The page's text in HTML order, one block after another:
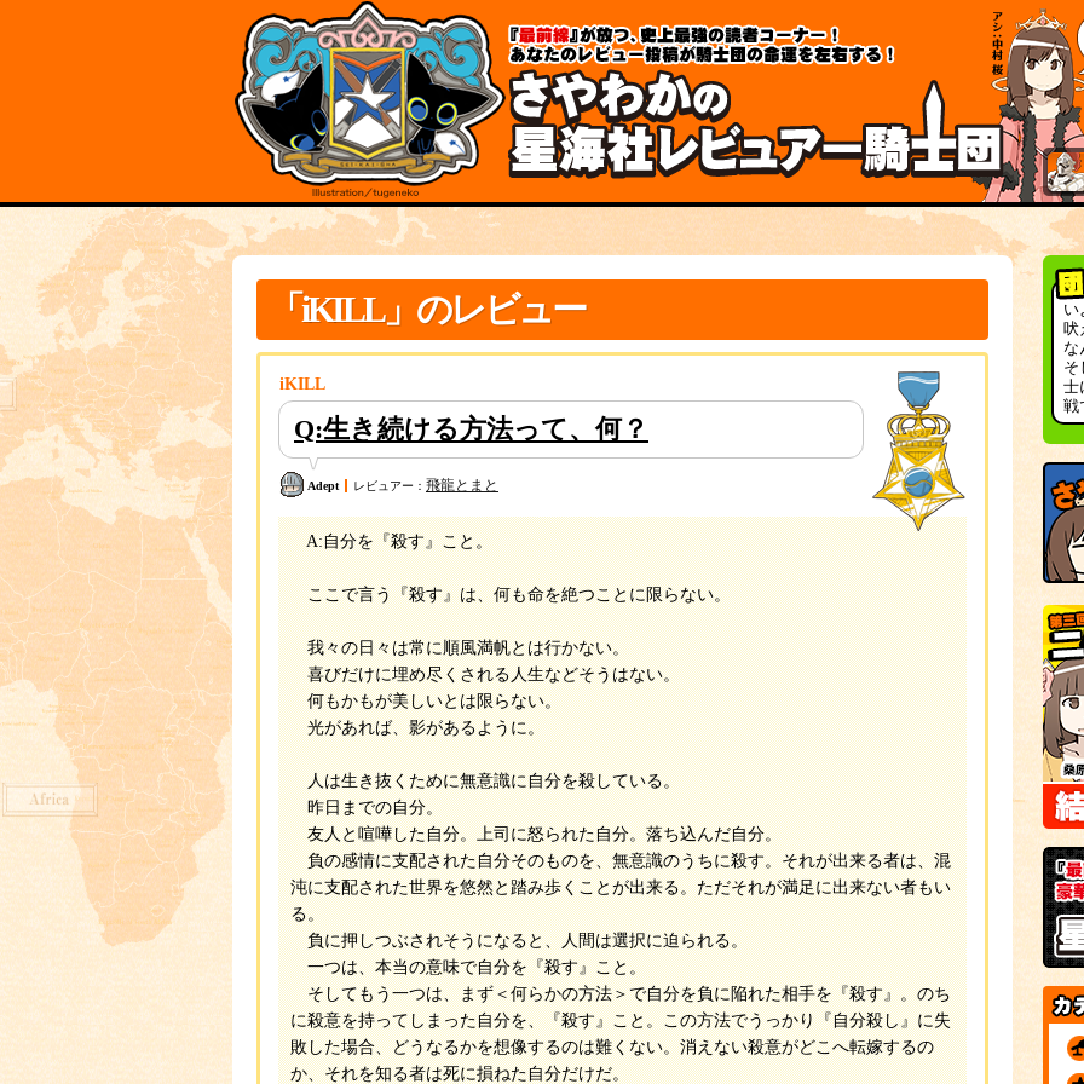
ク
こ
「iKILL」のレビュー
iKILL
Q:生き続ける方法って、何？
レビュアー： 飛龍とまと
Adept
A:自分を『殺す』こと。
ここで言う『殺す』は、何も命を絶つことに限らない。
我々の日々は常に順風満帆とは行かない。
喜びだけに埋め尽くされる人生などそうはない。
何もかもが美しいとは限らない。
光があれば、影があるように。
人は生き抜くために無意識に自分を殺している。
昨日までの自分。
友人と喧嘩した自分。上司に怒られた自分。落ち込んだ自分。
負の感情に支配された自分そのものを、無意識のうちに殺す。それが出来る者は、混
沌に支配された世界を悠然と踏み歩くことが出来る。ただそれが満足に出来ない者もい
る。
負に押しつぶされそうになると、人間は選択に迫られる。
一つは、本当の意味で自分を『殺す』こと。
そしてもう一つは、まず＜何らかの方法＞で自分を負に陥れた相手を『殺す』。のち
に殺意を持ってしまった自分を、『殺す』こと。この方法でうっかり『自分殺し』に失
敗した場合、どうなるかを想像するのは難くない。消えない殺意がどこへ転嫁するの
か、それを知る者は死に損ねた自分だけだ。
本
い
吠
な
そ
士
戦
件
件
件
件
件
件
件
件
件
件
件
件
件
件
件
件
件
件
件
件
件
件
件
件
件
件
件
件
件
件
件
件
件
件
件
件
件
件
件
件
件
件
件
件
件
件
件
件
件
件
件
件
件
件
件
件
件
件
件
件
件
件
件
件
件
件
件
件
件
件
件
件
件
件
件
件
件
件
件
件
件
件
件
件
件
件
件
件
件
件
件
件
件
件
件
件
件
件
件
件
件
件
件
件
件
件
件
件
件
件
件
件
件
件
件
件
件
件
件
件
件
件
件
件
件
件
件
件
件
件
件
件
件
件
件
件
件
件
件
件
件
件
件
件
件
件
件
件
件
件
件
件
件
件
件
件